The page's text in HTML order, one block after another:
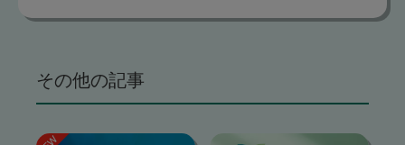
その他の記事